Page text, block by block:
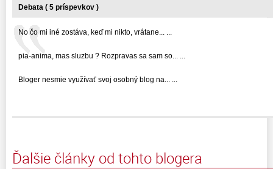
Debata ( 5 príspevkov )
No čo mi iné zostáva, keď mi nikto, vrátane... ...
pia-anima, mas sluzbu ? Rozpravas sa sam so... ...
Bloger nesmie využívať svoj osobný blog na... ...
Ďalšie články od tohto blogera